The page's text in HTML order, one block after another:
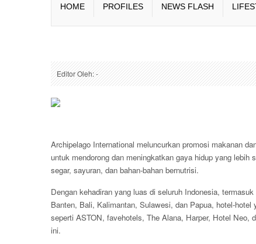
HOME PROFILES NEWS FLASH
Editor Oleh: -
Archipelago International meluncurkan promosi makanan
untuk mendorong dan meningkatkan gaya hidup yang lebih
segar, sayuran, dan bahan-bahan bernutrisi.
Dengan kehadiran yang luas di seluruh Indonesia,
Banten, Bali, Kalimantan, Sulawesi, dan Papua, hotel-
seperti ASTON, favehotels, The Alana, Harper, Hotel Neo,
ini.